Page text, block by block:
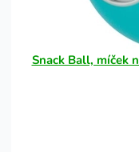
Snack Ball, míček